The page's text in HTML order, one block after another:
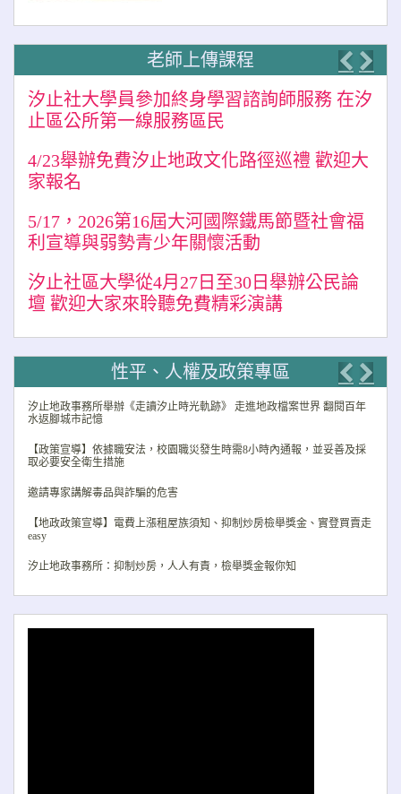
老師上傳課程
汐止社大學員參加終身學習諮詢師服務 在汐
止區公所第一線服務區民
4/23舉辦免費汐止地政文化路徑巡禮 歡迎大
家報名
5/17，2026第16屆大河國際鐵馬節暨社會福
利宣導與弱勢青少年關懷活動
汐止社區大學從4月27日至30日舉辦公民論
壇 歡迎大家來聆聽免費精彩演講
性平、人權及政策專區
汐止地政事務所舉辦《走讀汐止時光軌跡》 走進地政檔案世界 翻閱百年
水返腳城市記憶
【政策宣導】依據職安法，校園職災發生時需8小時內通報，並妥善及採
取必要安全衛生措施
邀請專家講解毒品與詐騙的危害
【地政政策宣導】電費上漲租屋族須知、抑制炒房檢舉獎金、實登買賣走
easy
汐止地政事務所：抑制炒房，人人有責，檢舉獎金報你知